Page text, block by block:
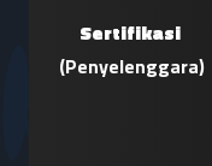
Sertifikasi
(Penyelenggara)